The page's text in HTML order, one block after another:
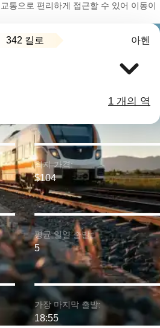
통으로 편리하게 접근할 수 있어 이동이
342 킬로 아헨
1 개의 역
최저 가격:
$104
평균 일일 출발:
5
가장 마지막 출발:
18:55